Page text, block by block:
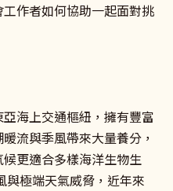
作者如何協助一起面對挑
海上交通樞紐，擁有豐富
流與季風帶來大量養分，
更適合多樣海洋生物生
與極端天氣威脅，近年來